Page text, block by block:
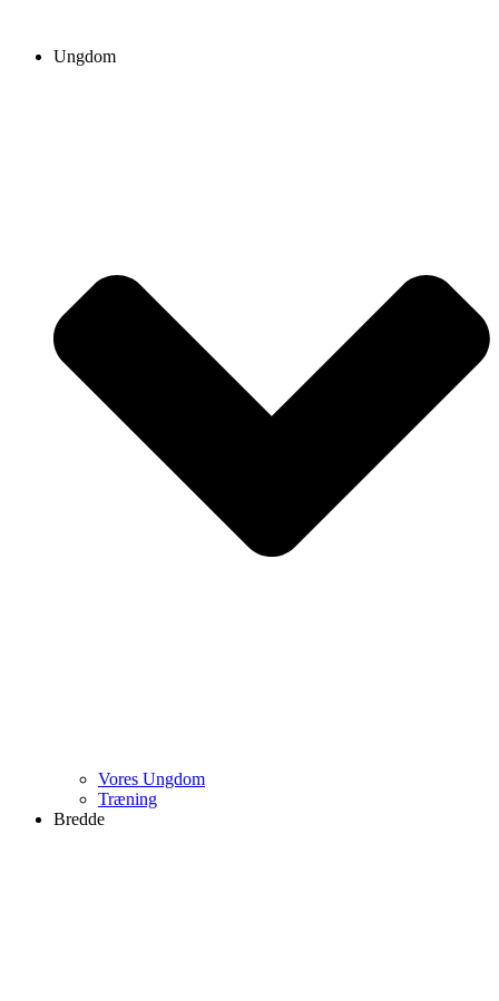
Ungdom
Vores Ungdom
Træning
Bredde